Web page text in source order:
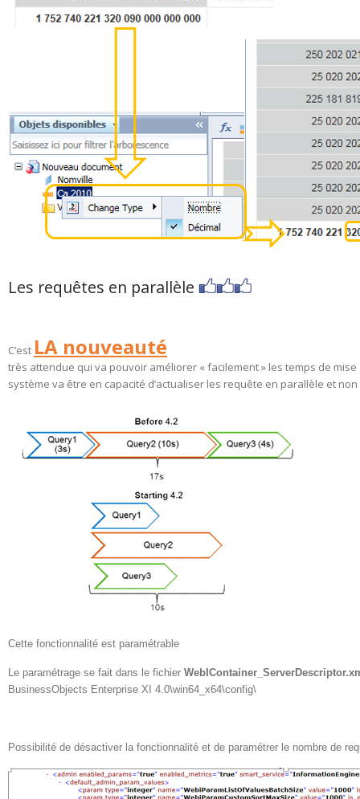
Les requêtes en parallèle
C’est LA nouveauté
très attendue qui va pouvoir améliorer « facilement » les temps de
système va être en capacité d’actualiser les requête en parallèle et
Cette fonctionnalité est paramétrable
Le paramétrage se fait dans le fichier
BusinessObjects Enterprise XI 4.0\win64_x64\config\
Possibilité de désactiver la fonctionnalité et de paramétrer le nombre de